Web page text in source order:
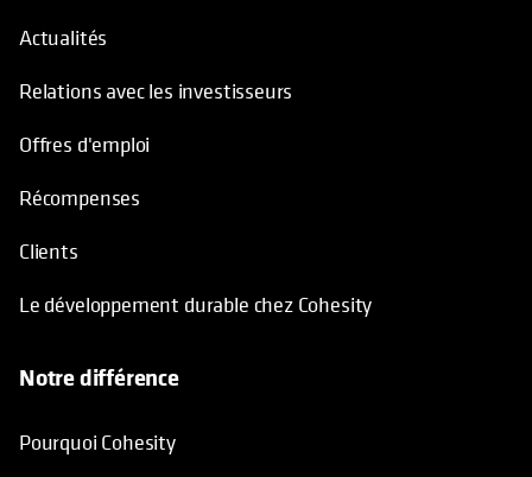
Actualités
Relations avec les investisseurs
Offres d'emploi
Récompenses
Clients
Le développement durable chez Cohesity
Notre différence
Pourquoi Cohesity